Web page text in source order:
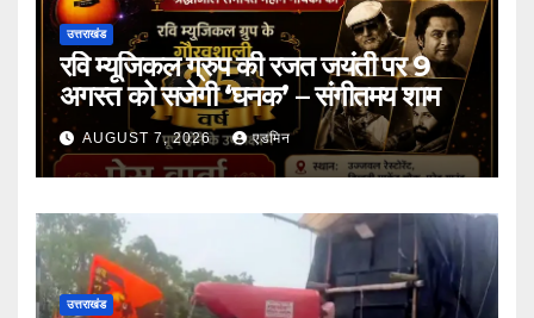
उत्तराखंड
रवि म्यूजिकल ग्रुप की रजत जयंती पर 9
अगस्त को सजेगी ‘घनक’ – संगीतमय शाम
AUGUST 7, 2026 एडमिन
उत्तराखंड